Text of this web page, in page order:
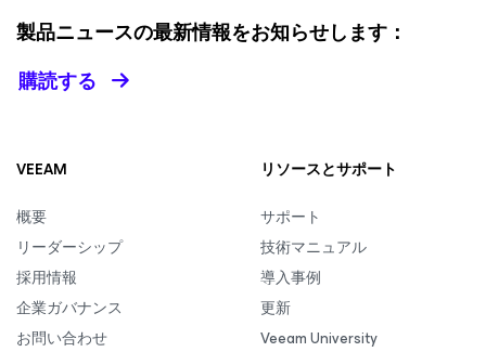
製品ニュースの最新情報をお知らせします：
購読する
VEEAM
概要
リーダーシップ
採用情報
企業ガバナンス
お問い合わせ
リソースとサポート
サポート
技術マニュアル
導入事例
更新
Veeam University